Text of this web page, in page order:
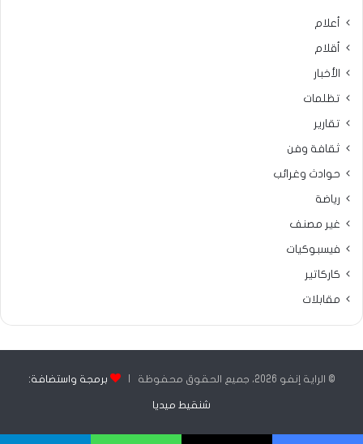
أعلام
أقلام
الأخبار
تظلمات
تقارير
ثقافة وفن
حوادث وغرائب
رياضة
غير مصنف
فيسبوكيات
كاركاتير
مقابلات
© الراية إنفو 2026، جميع الحقوق محفوظة | برمجة واستضافة:
شنقيط ميديا